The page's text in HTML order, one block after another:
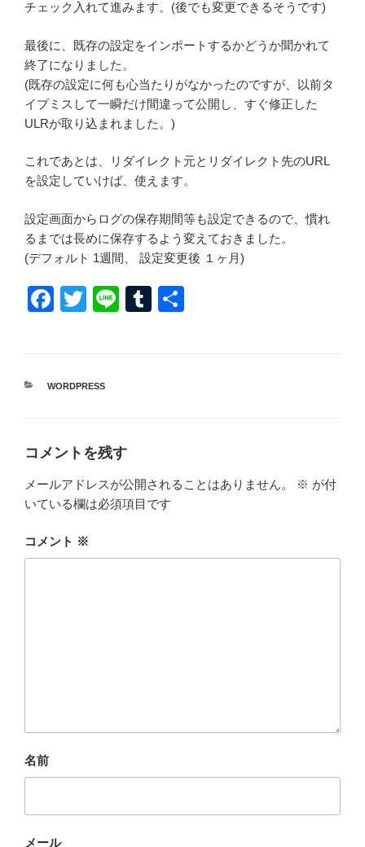
チェック入れて進みます。(後でも変更できるそうです)
最後に、既存の設定をインポートするかどうか聞かれて
終了になりました。
(既存の設定に何も心当たりがなかったのですが、以前タ
イプミスして一瞬だけ間違って公開し、すぐ修正した
ULRが取り込まれました。)
これであとは、リダイレクト元とリダイレクト先のURL
を設定していけば、使えます。
設定画面からログの保存期間等も設定できるので、慣れ
るまでは長めに保存するよう変えておきました。
(デフォルト 1週間、 設定変更後 １ヶ月)
F
e
o
k
T
er
Li
T
カ
WORDPRESS
コメントを残す
メールアドレスが公開されることはありません。 ※ が付
いている欄は必須項目です
コメント ※
名前
メール